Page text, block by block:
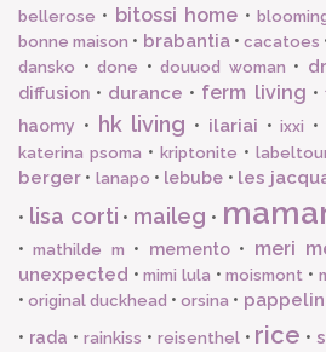
bellerose • bitossi home •
bonne maison • brabantia•cacatoes
dansko • done • douuod woman •
diffusion • durance • ferm living •
haomy • hk living • ilariai •ixxi •
katerina psoma • kriptonite •
berger • lanapo • lebube • les
• lisa corti • maileg •
•mathilde m • memento• meri
unexpected •mimi lula •moismont •
•original duckhead •orsina •
• rada • rainkiss • reisenthel• rice •